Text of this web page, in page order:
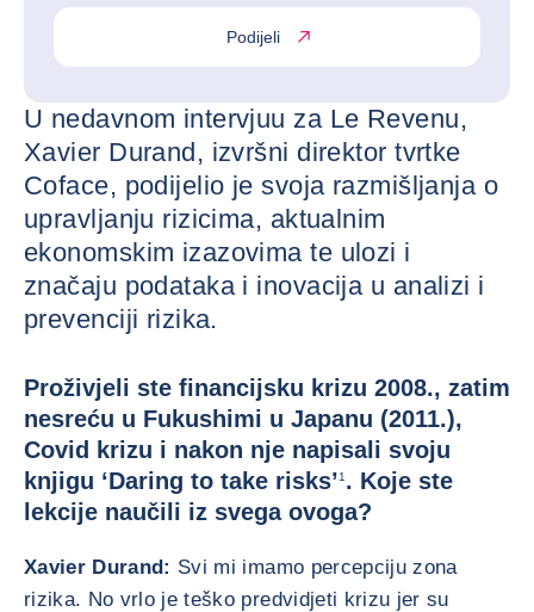
Podijeli
U nedavnom intervjuu za Le Revenu,
Xavier Durand, izvršni direktor tvrtke
Coface, podijelio je svoja razmišljanja o
upravljanju rizicima, aktualnim
ekonomskim izazovima te ulozi i
značaju podataka i inovacija u analizi i
prevenciji rizika.
Proživjeli ste financijsku krizu 2008., zatim
nesreću u Fukushimi u Japanu (2011.),
Covid krizu i nakon nje napisali svoju
knjigu ‘Daring to take risks’1 . Koje ste
lekcije naučili iz svega ovoga?
Xavier Durand: Svi mi imamo percepciju zona
rizika. No vrlo je teško predvidjeti krizu jer su